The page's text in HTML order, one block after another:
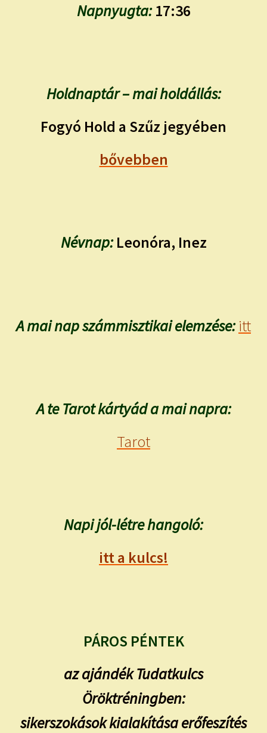
Napnyugta:17:36
Holdnaptár – mai holdállás:
Fogyó Hold a Szűz jegyében
bővebben
Névnap:Leonóra, Inez
A mai nap számmisztikai elemzése: itt
A te Tarot kártyád a mai napra:
Tarot
Napi jól-létre hangoló:
itt a kulcs!
PÁROS PÉNTEK
az ajándék Tudatkulcs
Öröktréningben:
sikerszokások kialakítása erőfeszítés